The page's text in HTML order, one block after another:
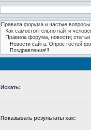
Искать:
Показывать результаты как: